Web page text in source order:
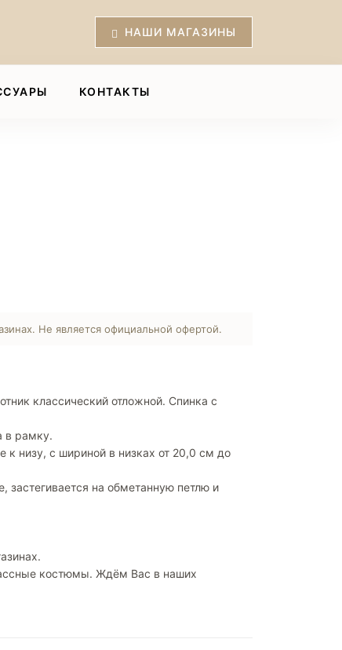
НАШИ МАГАЗИНЫ
КОНТАКТЫ
Не является официальной офертой.
классический отложной. Спинка с
в рамку.
низу, с шириной в низках от 20,0 см до
на обметанную петлю и
костюмы. Ждём Вас в наших